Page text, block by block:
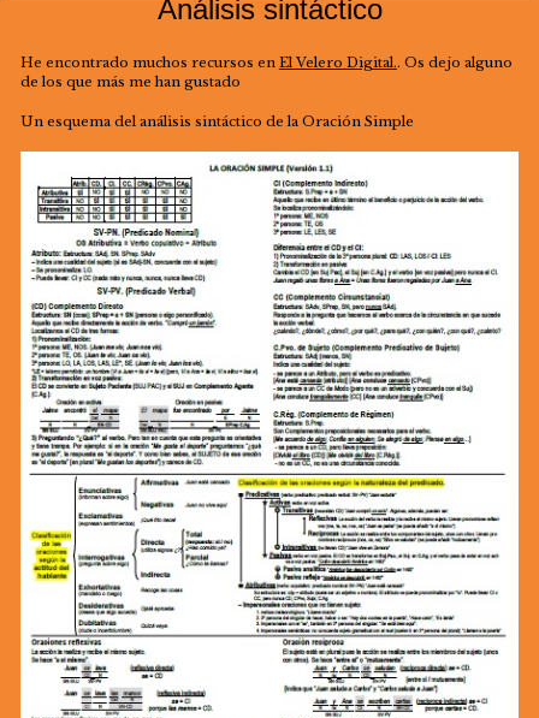
Análisis sintáctico
He encontrado muchos recursos en El Velero Digital.. Os dejo alguno
de los que más me han gustado
Un esquema del análisis sintáctico de la Oración Simple